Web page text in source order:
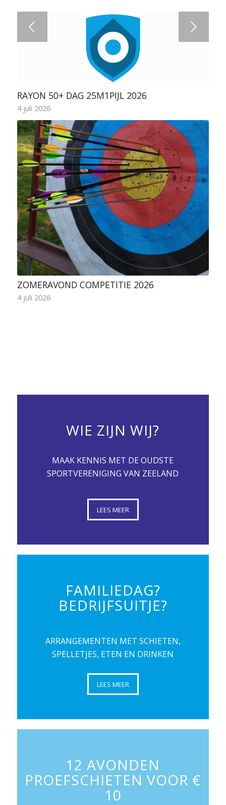
RAYON 50+ DAG 25M1PIJL 2026
4 juli 2026
ZOMERAVOND COMPETITIE 2026
4 juli 2026
Volgende
WIE ZIJN WIJ?
MAAK KENNIS MET DE OUDSTE
SPORTVERENIGING VAN ZEELAND
LEES MEER
FAMILIEDAG?
BEDRIJFSUITJE?
ARRANGEMENTEN MET SCHIETEN,
SPELLETJES, ETEN EN DRINKEN
LEES MEER
12 AVONDEN
PROEFSCHIETEN VOOR €
10